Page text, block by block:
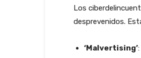
Los
desprevenidos.
‘Malvertising’